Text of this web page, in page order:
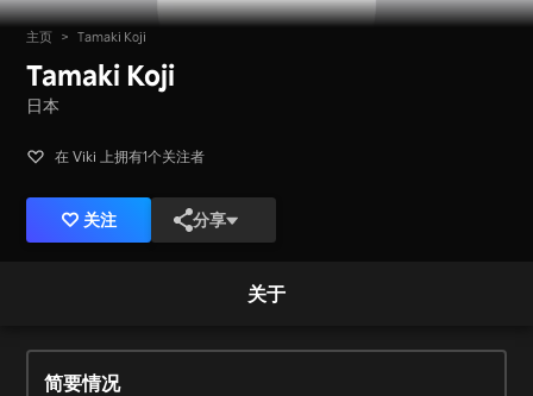
主页 > Tamaki Koji
Tamaki Koji
日本
在 Viki 上拥有1个关注者
关注 分享
关于
简要情况